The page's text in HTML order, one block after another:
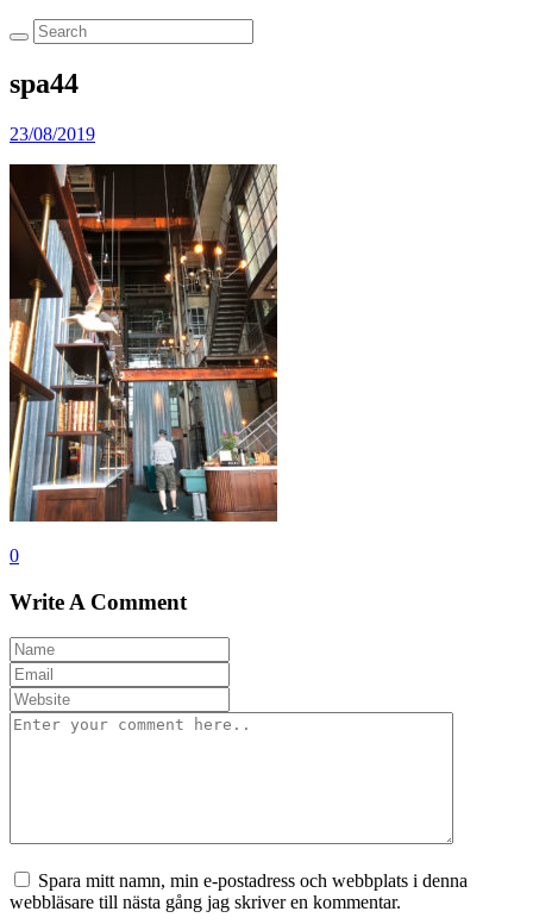
spa44
23/08/2019
0
Write A Comment
Spara mitt namn, min e-postadress och webbplats i denna
webbläsare till nästa gång jag skriver en kommentar.